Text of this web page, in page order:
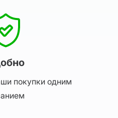
покупки одним